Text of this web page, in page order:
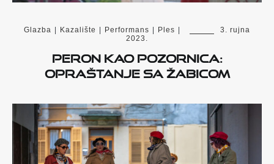
Glazba | Kazalište | Performans | Ples |
3. rujna
2023.
Peron kao pozornica:
opraštanje sa Žabicom